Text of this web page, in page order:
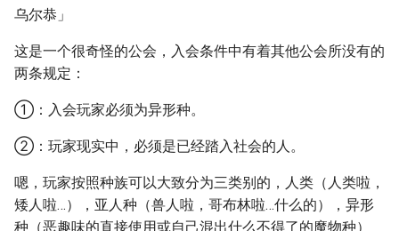
乌尔恭」
这是一个很奇怪的公会，入会条件中有着其他公会所没有的
两条规定：
①：入会玩家必须为异形种。
②：玩家现实中，必须是已经踏入社会的人。
嗯，玩家按照种族可以大致分为三类别的，人类（人类啦，
矮人啦…），亚人种（兽人啦，哥布林啦…什么的），异形
种（恶趣味的直接使用或自己混出什么不得了的魔物种）